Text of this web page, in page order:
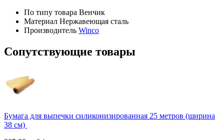
По типу товара Венчик
Материал Нержавеющая сталь
Производитель Winco
Сопутствующие товары
Бумага для выпечки силиконизированная 25 метров (ширина
38 см)